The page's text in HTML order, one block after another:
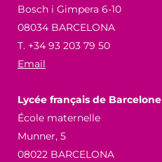
Bosch i Gimpera 6-10
08034 BARCELONA
T. +34 93 203 79 50
Email
Lycée français de Barcelone
École maternelle
Munner, 5
08022 BARCELONA